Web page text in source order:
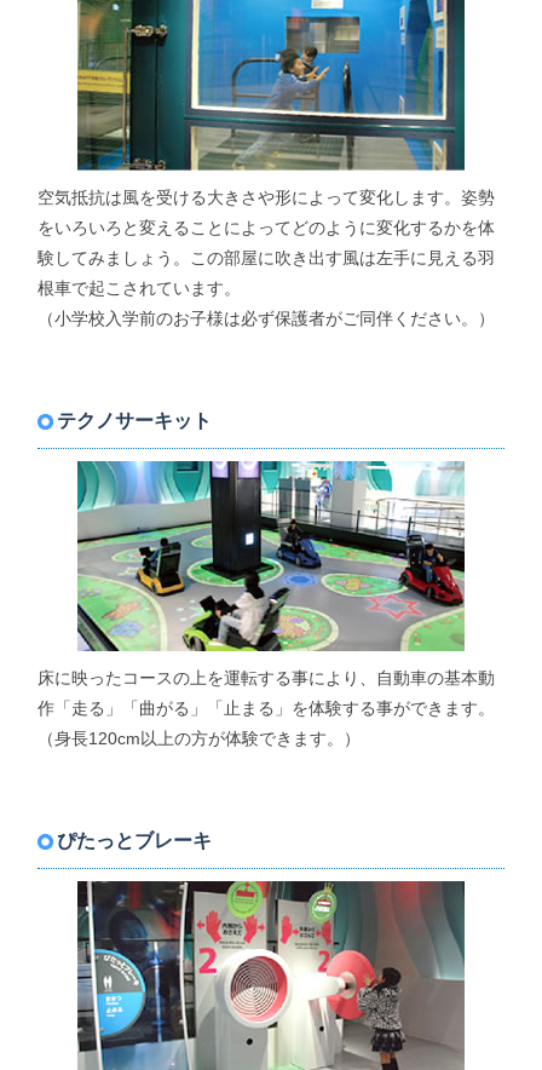
空気抵抗は風を受ける大きさや形によって変化します。姿勢
をいろいろと変えることによってどのように変化するかを体
験してみましょう。この部屋に吹き出す風は左手に見える羽
根車で起こされています。
（小学校入学前のお子様は必ず保護者がご同伴ください。）
テクノサーキット
床に映ったコースの上を運転する事により、自動車の基本動
作「走る」「曲がる」「止まる」を体験する事ができます。
（身長120cm以上の方が体験できます。）
ぴたっとブレーキ